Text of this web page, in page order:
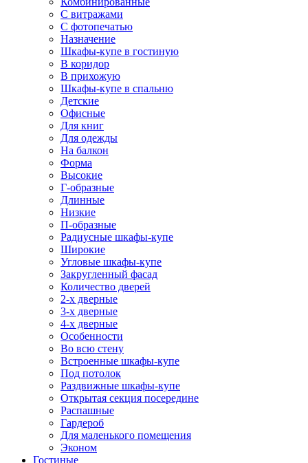
С витражами
С фотопечатью
Назначение
Шкафы-купе в гостиную
В коридор
В прихожую
Шкафы-купе в спальню
Детские
Офисные
Для книг
Для одежды
На балкон
Форма
Высокие
Г-образные
Длинные
Низкие
П-образные
Радиусные шкафы-купе
Широкие
Угловые шкафы-купе
Закругленный фасад
Количество дверей
2-х дверные
3-х дверные
4-х дверные
Особенности
Во всю стену
Встроенные шкафы-купе
Под потолок
Раздвижные шкафы-купе
Открытая секция посередине
Распашные
Гардероб
Для маленького помещения
Эконом
Гостиные